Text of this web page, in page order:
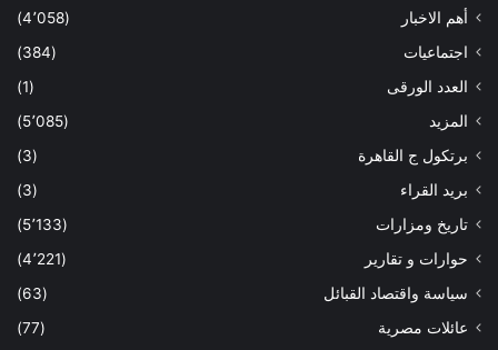
أهم الاخبار
(4٬058)
اجتماعيات
(384)
العدد الورقى
(1)
المزيد
(5٬085)
برتكول ج القاهرة
(3)
بريد القراء
(3)
تاريخ ومزارات
(5٬133)
حوارات و تقارير
(4٬221)
سياسة واقتصاد القبائل
(63)
عائلات مصرية
(77)